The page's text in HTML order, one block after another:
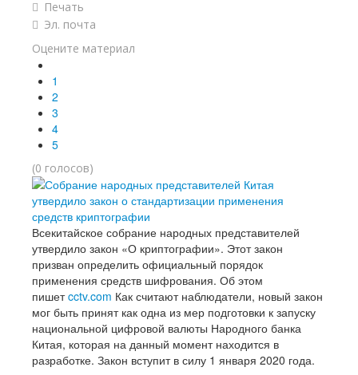
Печать
Эл. почта
Оцените материал
1
2
3
4
5
(0 голосов)
Всекитайское собрание народных представителей
утвердило закон «О криптографии». Этот закон
призван определить официальный порядок
применения средств шифрования. Об этом
пишетcctv.com Как считают наблюдатели, новый закон
мог быть принят как одна из мер подготовки к запуску
национальной цифровой валюты Народного банка
Китая, которая на данный момент находится в
разработке. Закон вступит в силу 1 января 2020 года.